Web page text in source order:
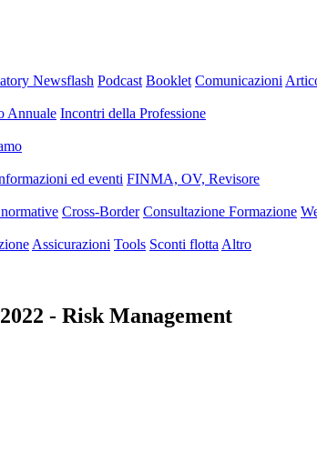
Newsflash Podcast Booklet Comunicazioni
Annuale Incontri della Professione
ed eventi FINMA, OV, Revisore
Cross-Border Consultazione Formazione
Assicurazioni Tools Sconti flotta Altro
- Risk Management